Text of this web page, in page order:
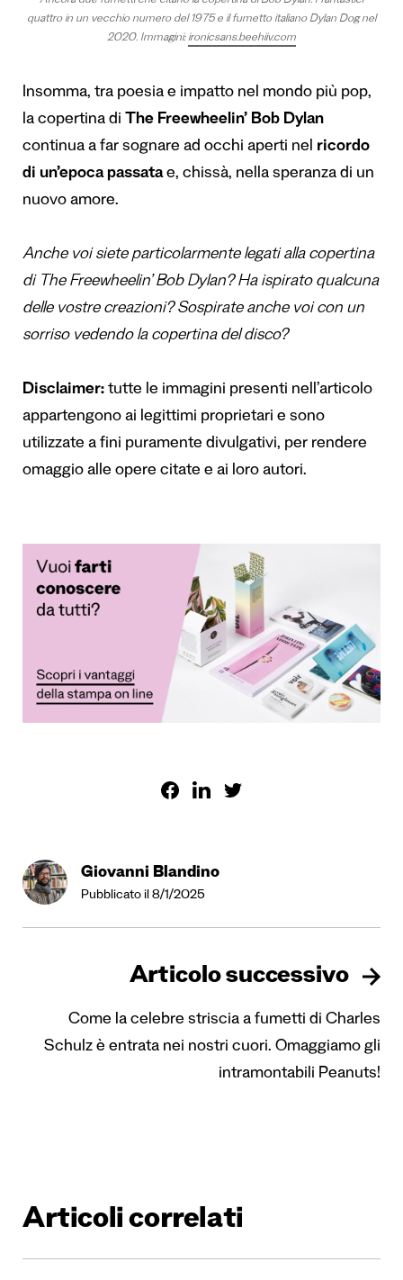
quattro in un vecchio numero del 1975 e il fumetto italiano Dylan Dog nel
2020. Immagini: ironicsans.beehiiv.com
Insomma, tra poesia e impatto nel mondo più pop,
la copertina di The Freewheelin’ Bob Dylan
continua a far sognare ad occhi aperti nel ricordo
di un’epoca passatae, chissà, nella speranza di un
nuovo amore.
Anche voi siete particolarmente legati alla copertina
di The Freewheelin’ Bob Dylan? Ha ispirato qualcuna
delle vostre creazioni? Sospirate anche voi con un
sorriso vedendo la copertina del disco?
Disclaimer: tutte le immagini presenti nell’articolo
appartengono ai legittimi proprietari e sono
utilizzate a fini puramente divulgativi, per rendere
omaggio alle opere citate e ai loro autori.
Giovanni Blandino
Pubblicato il 8/1/2025
Articolo successivo
Come la celebre striscia a fumetti di Charles
Schulz è entrata nei nostri cuori. Omaggiamo gli
intramontabili Peanuts!
Articoli correlati